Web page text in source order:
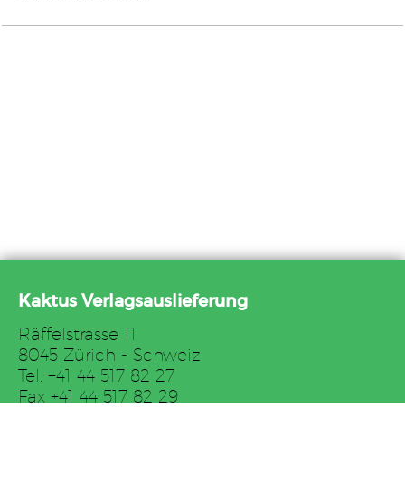
Kaktus Verlagsauslieferung
Räffelstrasse 11
8045 Zürich - Schweiz
Tel. +41 44 517 82 27
Fax +41 44 517 82 29